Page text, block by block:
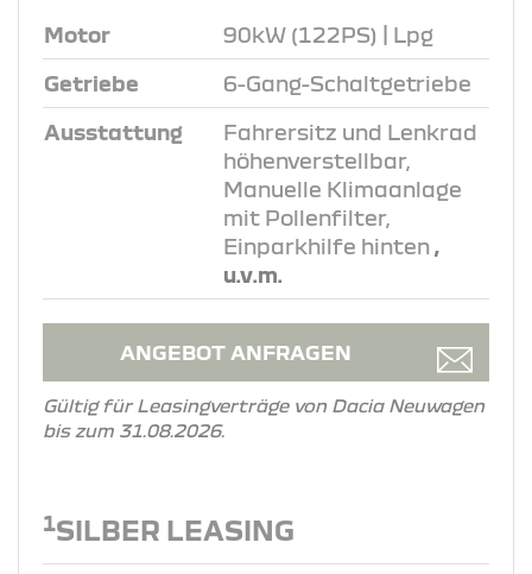
Motor 90kW (122PS) | Lpg
Getriebe 6-Gang-Schaltgetriebe
Ausstattung
Fahrersitz und Lenkrad
höhenverstellbar,
Manuelle Klimaanlage
mit Pollenfilter,
Einparkhilfe hinten ,
u.v.m.
ANGEBOT ANFRAGEN
Gültig für Leasingverträge von Dacia Neuwagen
bis zum 31.08.2026.
1SILBER LEASING